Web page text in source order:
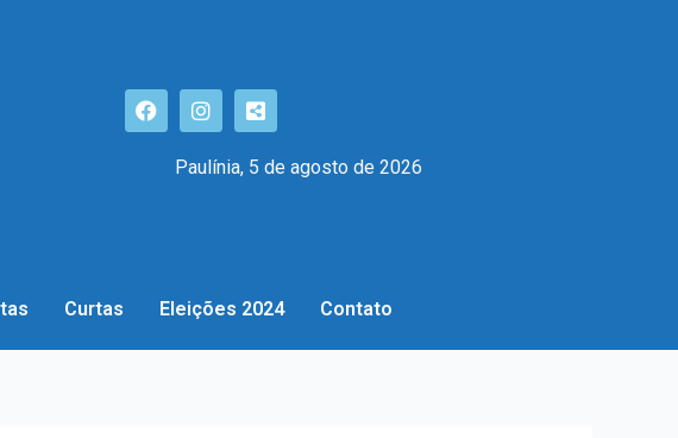
Paulínia, 5 de agosto de 2026
Curtas Eleições 2024 Contato